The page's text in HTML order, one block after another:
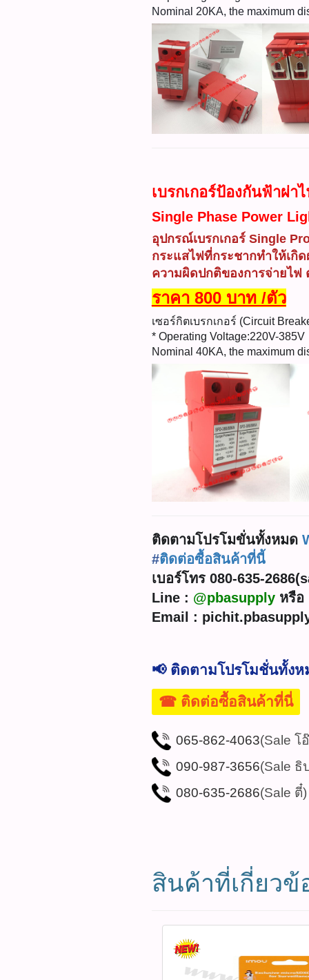
Nominal 20KA, the maximum
เบรกเกอร์ป้องกันฟ้าผ่า
Single Phase Power
อุปกรณ์เบรกเกอร์ Single
กระแสไฟที่กระชากทำให้เกิ
ความผิดปกติของการจ่ายไฟ
ราคา 800 บาท /ตัว
เซอร์กิตเบรกเกอร์ (Circuit
* Operating Voltage:220V-385V
Nominal 40KA, the maximum
ติดตามโปรโมขั่นทั้งหมด
#ติดต่อซื้อสินค้าที่นี้
เบอร์โทร 080-635-
Line : @pbasupplyหรือ
Email :
📢 ติดตามโปรโมชั่นทั้ง
☎ ติดต่อซื้อสินค้าที่นี่
065-862-4063(Sale โ
090-987-3656(Sale ธิ
080-635-2686(Sale ตี๋)
สินค้าที่เกี่ยวข้